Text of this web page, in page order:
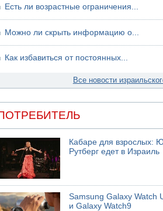
Есть ли возрастные ограничения...
Можно ли скрыть информацию о...
Как избавиться от постоянных...
Все новости
Кабаре для взрослых:
Рутберг едет в Израиль
Samsung Galaxy Watch
и Galaxy Watch9